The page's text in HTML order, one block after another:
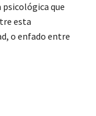
que
esta
o enfado entre